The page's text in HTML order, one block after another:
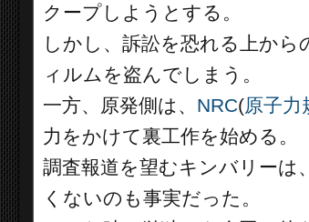
クープしようとする。
しかし、訴訟を恐れる上か
ィルムを盗んでしまう。
一方、原発側は、 NRC(原子力
力をかけて裏工作を始める。
調査報道を望むキンバリーは
くないのも事実だった。